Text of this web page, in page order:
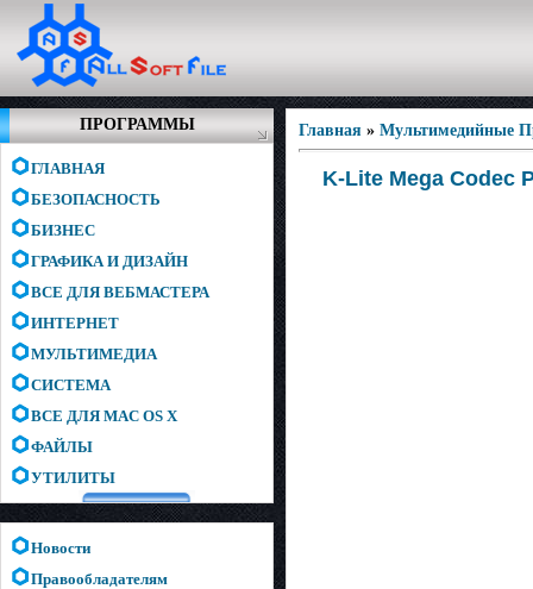
ПРОГРАММЫ
ГЛАВНАЯ
БЕЗОПАСНОСТЬ
БИЗНЕС
ГРАФИКА И ДИЗАЙН
ВСЕ ДЛЯ ВЕБМАСТЕРА
ИНТЕРНЕТ
МУЛЬТИМЕДИА
СИСТЕМА
ВСЕ ДЛЯ MAC OS X
ФАЙЛЫ
УТИЛИТЫ
Новости
Правообладателям
Главная » Мультимедийные
K-Lite Mega Codec